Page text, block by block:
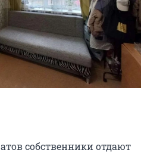
собственники отдают